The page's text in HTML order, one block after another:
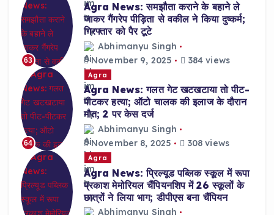
63
Agra News: समझौता कराने के बहाने ले
जाकर गैंगरेप पीड़िता से वकील ने किया दुष्कर्म;
गिरफ्तार को पैर टूटे
Abhimanyu Singh
November 9, 2025
384 views
64
Agra
Agra News: गलत गेट खटखटाया तो पीट-
पीटकर हत्या; ऑटो चालक की इलाज के दौरान
मौत; 2 पर केस दर्ज
Abhimanyu Singh
November 8, 2025
308 views
Agra
Agra News: प्रिल्यूड पब्लिक स्कूल में रूपा
प्रकाश मेमोरियल चैंपियनशिप में 26 स्कूलों के
छात्रों ने लिया भाग; डीपीएस बना चैंपियन
Abhimanyu Singh